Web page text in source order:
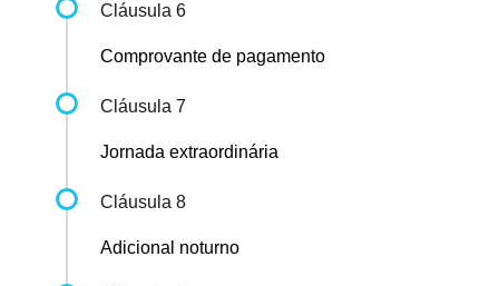
Cláusula 6
Comprovante de pagamento
Cláusula 7
Jornada extraordinária
Cláusula 8
Adicional noturno